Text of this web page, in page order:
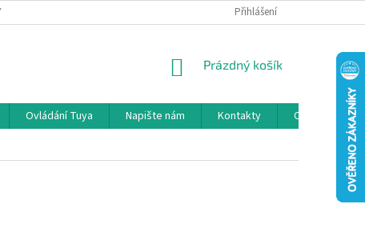
INFORMACE O OBJEDNÁVCE / VRÁCENÍ ZBOŽÍ / ODSTOUPENÍ
Přihlášení
NÁKUPNÍ
Prázdný košík
Ovládání Tuya Napište nám Kontakty O nás